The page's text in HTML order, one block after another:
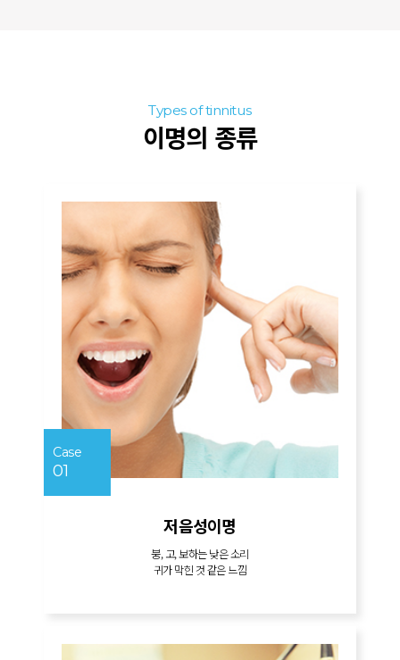
Types of tinnitus
이명의 종류
Case
01
저음성이명
붕, 고, 보하는 낮은 소리
귀가 막힌 것 같은 느낌